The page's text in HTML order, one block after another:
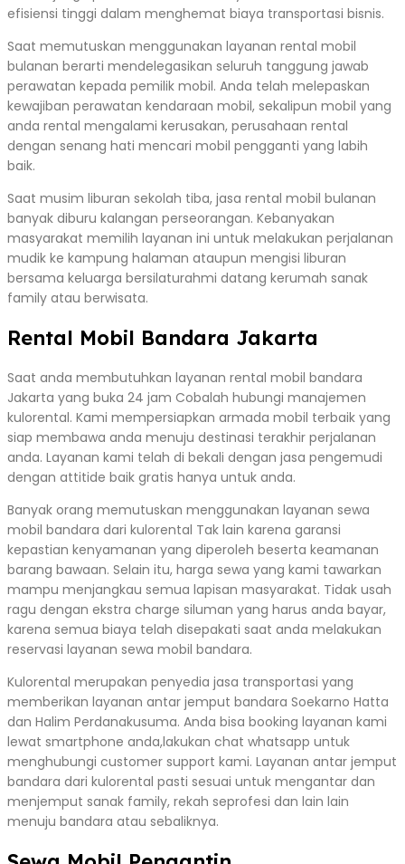
efisiensi tinggi dalam menghemat biaya transportasi bisnis.
Saat memutuskan menggunakan layanan rental mobil
bulanan berarti mendelegasikan seluruh tanggung jawab
perawatan kepada pemilik mobil. Anda telah melepaskan
kewajiban perawatan kendaraan mobil, sekalipun mobil yang
anda rental mengalami kerusakan, perusahaan rental
dengan senang hati mencari mobil pengganti yang labih
baik.
Saat musim liburan sekolah tiba, jasa rental mobil bulanan
banyak diburu kalangan perseorangan. Kebanyakan
masyarakat memilih layanan ini untuk melakukan perjalanan
mudik ke kampung halaman ataupun mengisi liburan
bersama keluarga bersilaturahmi datang kerumah sanak
family atau berwisata.
Rental Mobil Bandara Jakarta
Saat anda membutuhkan layanan rental mobil bandara
Jakarta yang buka 24 jam Cobalah hubungi manajemen
kulorental. Kami mempersiapkan armada mobil terbaik yang
siap membawa anda menuju destinasi terakhir perjalanan
anda. Layanan kami telah di bekali dengan jasa pengemudi
dengan attitide baik gratis hanya untuk anda.
Banyak orang memutuskan menggunakan layanan sewa
mobil bandara dari kulorental Tak lain karena garansi
kepastian kenyamanan yang diperoleh beserta keamanan
barang bawaan. Selain itu, harga sewa yang kami tawarkan
mampu menjangkau semua lapisan masyarakat. Tidak usah
ragu dengan ekstra charge siluman yang harus anda bayar,
karena semua biaya telah disepakati saat anda melakukan
reservasi layanan sewa mobil bandara.
Kulorental merupakan penyedia jasa transportasi yang
memberikan layanan antar jemput bandara Soekarno Hatta
dan Halim Perdanakusuma. Anda bisa booking layanan kami
lewat smartphone anda,lakukan chat whatsapp untuk
menghubungi customer support kami. Layanan antar jemput
bandara dari kulorental pasti sesuai untuk mengantar dan
menjemput sanak family, rekah seprofesi dan lain lain
menuju bandara atau sebaliknya.